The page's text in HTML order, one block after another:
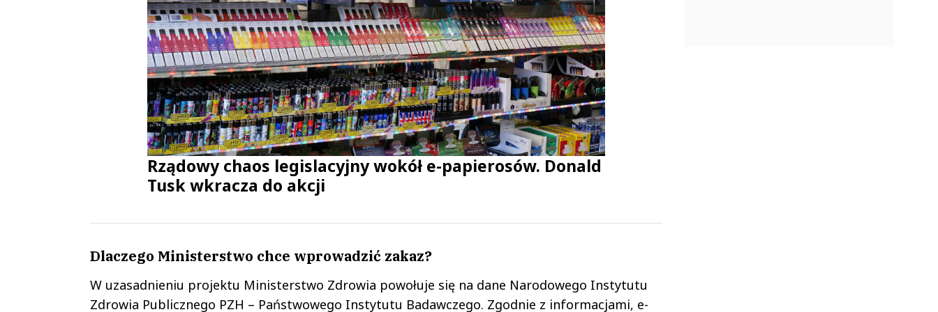
Rządowy chaos legislacyjny wokół e-papierosów. Donald
Tusk wkracza do akcji
Dlaczego Ministerstwo chce wprowadzić zakaz?
W uzasadnieniu projektu Ministerstwo Zdrowia powołuje się na dane Narodowego Instytutu
Zdrowia Publicznego PZH – Państwowego Instytutu Badawczego. Zgodnie z informacjami, e-